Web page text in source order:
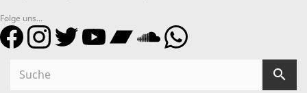
Folge uns...
